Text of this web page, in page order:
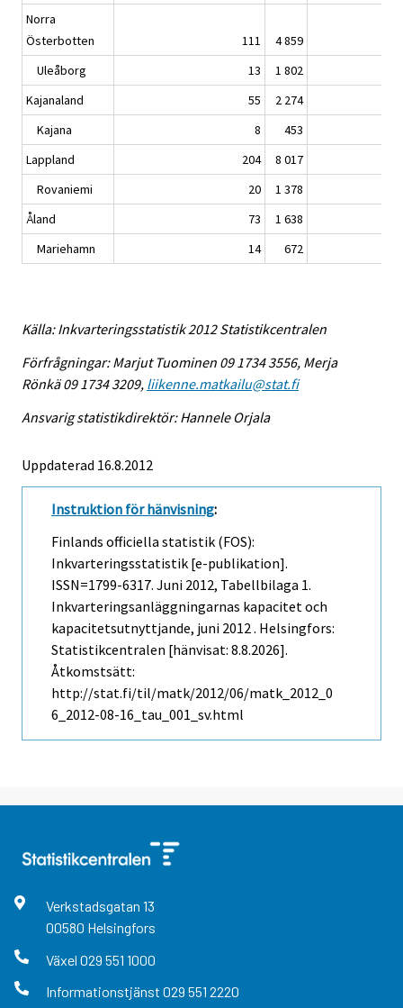
Norra
Österbotten
111
4 859
Uleåborg
13
1 802
Kajanaland
55
2 274
Kajana
8
453
Lappland
204
8 017
Rovaniemi
20
1 378
Åland
73
1 638
Mariehamn
14 672
Källa: Inkvarteringsstatistik 2012 Statistikcentralen
Förfrågningar: Marjut Tuominen 09 1734 3556, Merja
Rönkä 09 1734 3209, liikenne.matkailu@stat.fi
Ansvarig statistikdirektör: Hannele Orjala
Uppdaterad 16.8.2012
Instruktion för hänvisning:
Finlands officiella statistik (FOS):
Inkvarteringsstatistik [e-publikation].
ISSN=1799-6317. Juni 2012, Tabellbilaga 1.
Inkvarteringsanläggningarnas kapacitet och
kapacitetsutnyttjande, juni 2012 . Helsingfors:
Statistikcentralen [hänvisat: 8.8.2026].
Åtkomstsätt:
http://stat.fi/til/matk/2012/06/matk_2012_0
6_2012-08-16_tau_001_sv.html
Verkstadsgatan 13
00580 Helsingfors
Växel 029 551 1000
Informationstjänst 029 551 2220